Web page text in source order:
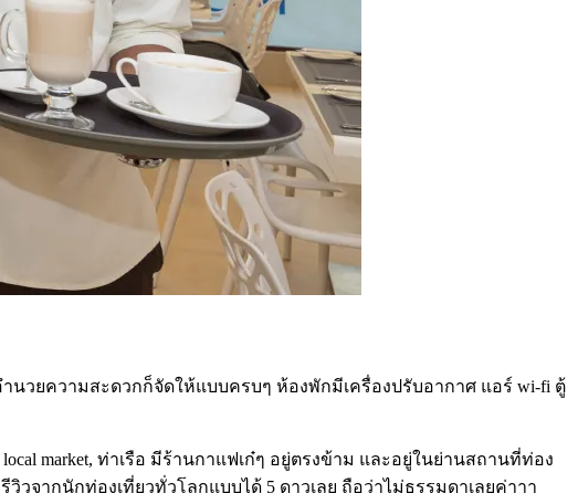
นวยความสะดวกก็จัดให้แบบครบๆ ห้องพักมีเครื่องปรับอากาศ แอร์ wi-fi ตู้
local market, ท่าเรือ มีร้านกาแฟเก๋ๆ อยู่ตรงข้าม และอยู่ในย่านสถานที่ท่อง
วจากนักท่องเที่ยวทั่วโลกแบบได้ 5 ดาวเลย ถือว่าไม่ธรรมดาเลยค่าาา